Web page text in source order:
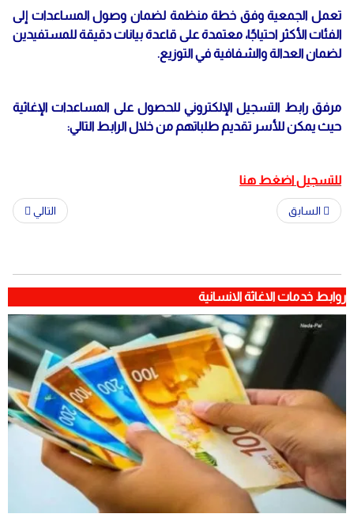
تعمل الجمعية وفق خطة منظمة لضمان وصول المساعدات إلى
الفئات الأكثر احتياجًا، معتمدة على قاعدة بيانات دقيقة للمستفيدين
لضمان العدالة والشفافية في التوزيع.
مرفق رابط التسجيل الإلكتروني للحصول على المساعدات الإغاثية
حيث يمكن للأسر تقديم طلباتهم من خلال الرابط التالي:
للتسجيلاضغط هنا
السابق التالي
روابط خدمات الاغاثة الانسانية